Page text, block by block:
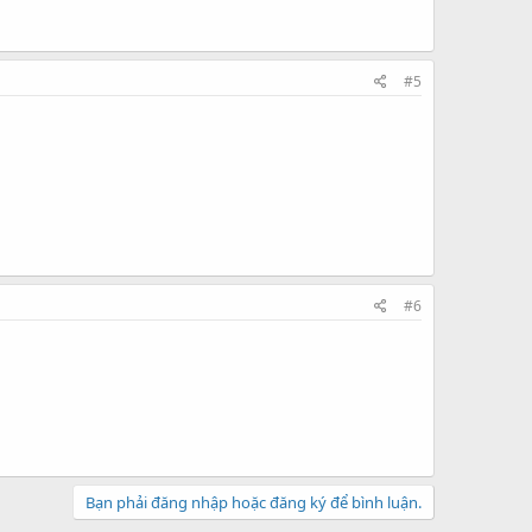
#5
#6
Bạn phải đăng nhập hoặc đăng ký để bình luận.